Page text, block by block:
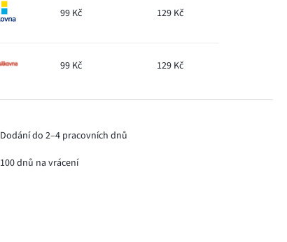
99 Kč 129 Kč
99 Kč 129 Kč
Dodání do 2–4 pracovních dnů
100 dnů na vrácení